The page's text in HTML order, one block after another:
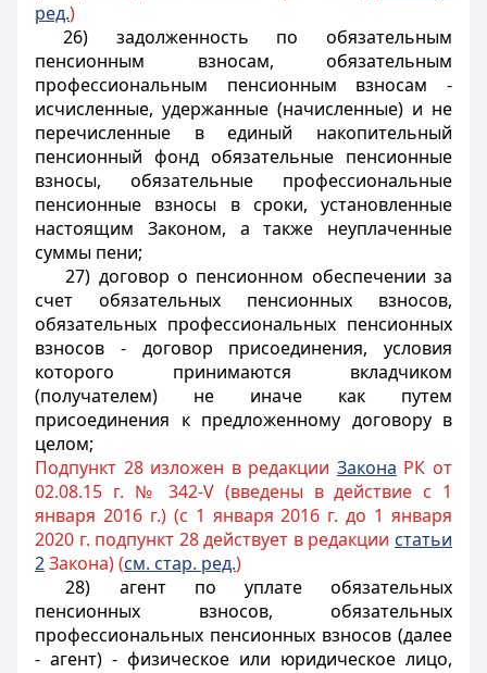
ред.)
26) задолженность по обязательным
пенсионным взносам, обязательным
профессиональным пенсионным взносам -
исчисленные, удержанные (начисленные) и не
перечисленные в единый накопительный
пенсионный фонд обязательные пенсионные
взносы, обязательные профессиональные
пенсионные взносы в сроки, установленные
настоящим Законом, а также неуплаченные
суммы пени;
27) договор о пенсионном обеспечении за
счет обязательных пенсионных взносов,
обязательных профессиональных пенсионных
взносов - договор присоединения, условия
которого принимаются вкладчиком
(получателем) не иначе как путем
присоединения к предложенному договору в
целом;
Подпункт 28 изложен в редакции Закона РК от
02.08.15 г. № 342-V (введены в действие с 1
января 2016 г.) (с 1 января 2016 г. до 1 января
2020 г. подпункт 28 действует в редакции статьи
2Закона) (см. стар. ред.)
28) агент по уплате обязательных
пенсионных взносов, обязательных
профессиональных пенсионных взносов (далее
- агент) - физическое или юридическое лицо,